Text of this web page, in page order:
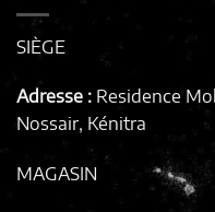
SIÈGE
Adresse : Residence
Nossair, Kénitra
MAGASIN